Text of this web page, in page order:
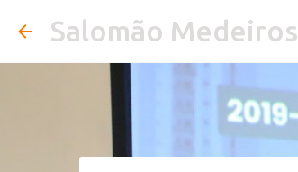
Salomão Medeiros